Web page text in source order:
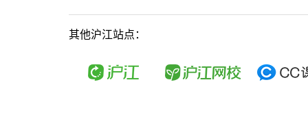
其他沪江站点：